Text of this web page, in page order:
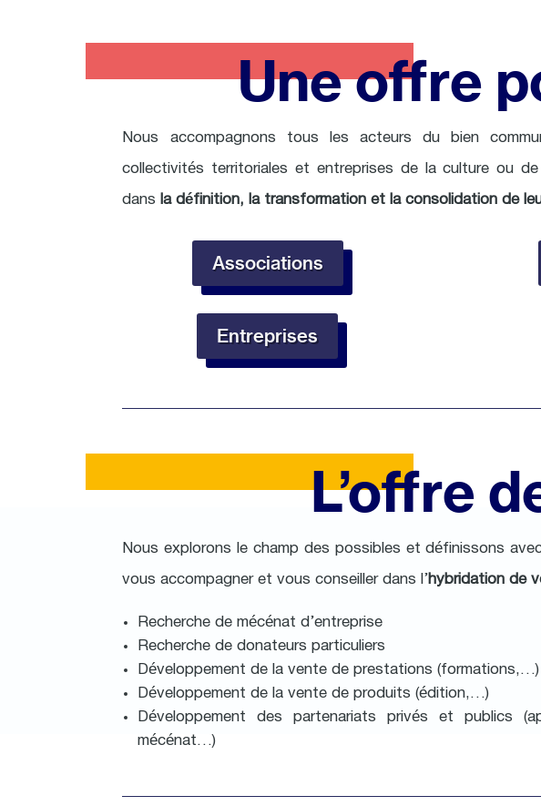
Une offre
Nous accompagnons tous les acteurs du bien
collectivités territoriales et entreprises de la culture ou de
dans la définition, la transformation et la consolidation de
Associations
Entreprises
L’offre
Nous explorons le champ des possibles et définissons
vous accompagner et vous conseiller dans l’ hybridation de
Recherche de mécénat d’entreprise
Recherche de donateurs particuliers
Développement de la vente de prestations (formations,…)
Développement de la vente de produits (édition,…)
Développement des partenariats privés et publics
mécénat…)